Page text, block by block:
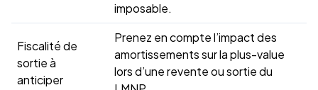
imposable.
Fiscalité de
sortie à
anticiper
Prenez en compte l’impact des
amortissements sur la plus-value
lors d’une revente ou sortie du